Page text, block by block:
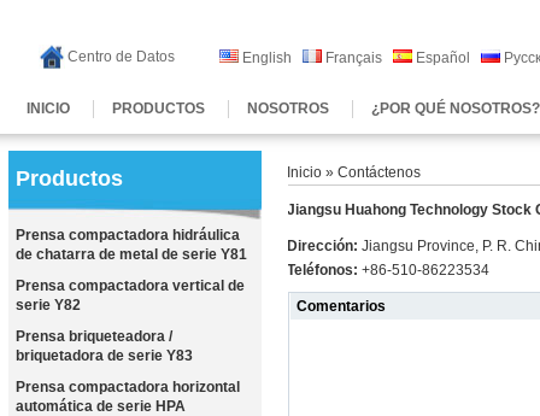
Centro de Datos English Français Español
INICIO PRODUCTOS NOSOTROS ¿POR QUÉ NOSOTROS?
Productos
Prensa compactadora hidráulica
de chatarra de metal de serie Y81
Prensa compactadora vertical de
serie Y82
Prensa briqueteadora /
briquetadora de serie Y83
Prensa compactadora horizontal
automática de serie HPA
Inicio » Contáctenos
Jiangsu Huahong Technology Stock
Dirección: Jiangsu Province, P. R.
Teléfonos: +86-510-86223534
Comentarios